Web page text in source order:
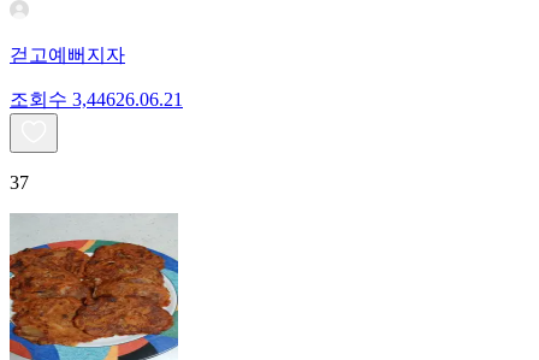
걷고예뻐지자
조회수 3,44626.06.21
37